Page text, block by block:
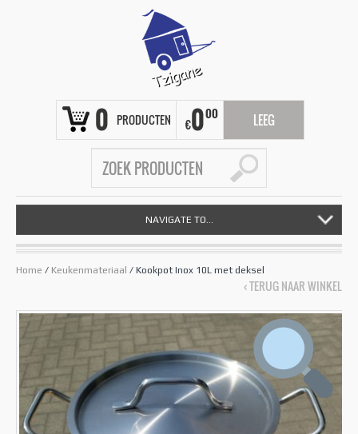
0 PRODUCTEN €000 LEEG
NAVIGATE TO...
Home / Keukenmateriaal / Kookpot Inox 10L met deksel
‹ TERUG NAAR WINKEL